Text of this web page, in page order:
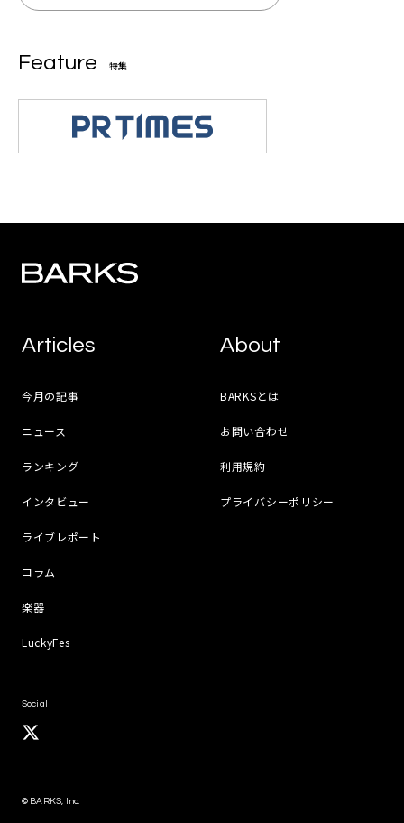
Feature 特集
Articles
今月の記事
ニュース
ランキング
インタビュー
ライブレポート
コラム
楽器
LuckyFes
About
BARKSとは
お問い合わせ
利用規約
プライバシーポリシー
Social
© BARKS, Inc.